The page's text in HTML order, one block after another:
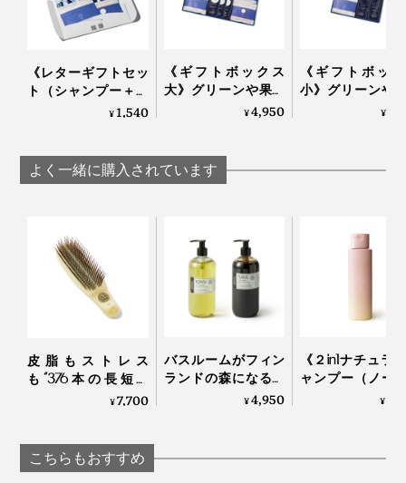
『MANGETSU（満月）』と『SINGETSU（新月）』、
香りの選び方は自由です。好みや気分に合せて、どちら
かの香りを選んだり、月の満ち欠けに合せて使い分けた
大好きな香りで全身を洗いながら、自然ならではの心地
よさを、たっぷり浴びてください。
《レターギフトセッ
ト（シャンプー＋バ
スソルト）》グリー
髪・顔・体がしっと
り潤う「全身シャン
MANGETSU・
SINGETSU
¥1,540
《ギフトボックス
大》グリーンや果実
の“自然の香り”でリ
う「全身シャンプー
＆バスソルトセッ
ーベル 満月・新月
¥4,950
《ギフトボッ
小》グリーンや
の“自然の香り”
SINGETSU ジャ
ーベル 満月・新月
¥
よく一緒に購入されています
皮脂もストレス
も“376本の長短ピ
ン”が洗い流してくれ
ルプブラシ
¥7,700
バスルームがフィン
ランドの森になる、
「白樺の若葉」と
¥4,950
《２in1ナチュラ
ャンプー（ノー
フラワー） ¥
こちらもおすすめ